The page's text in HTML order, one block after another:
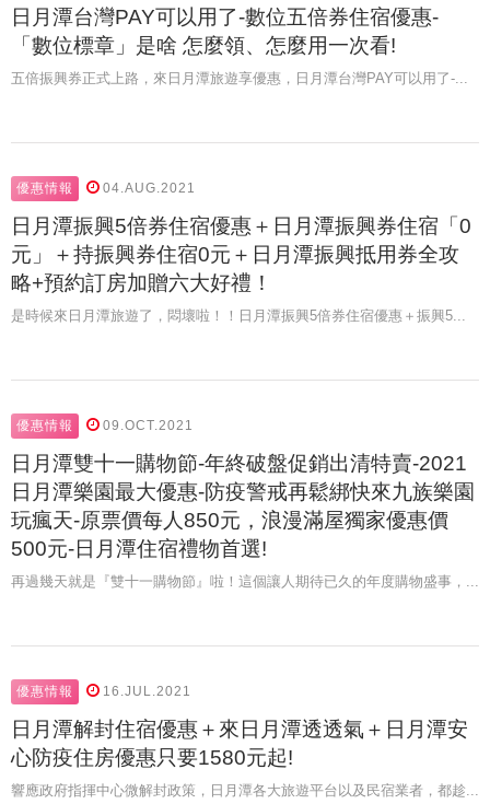
日月潭台灣PAY可以用了-數位五倍券住宿優惠-
「數位標章」是啥 怎麼領、怎麼用一次看!
五倍振興券正式上路，來日月潭旅遊享優惠，日月潭台灣PAY可以用了-...
優惠情報 04.AUG.2021
日月潭振興5倍券住宿優惠＋日月潭振興券住宿「0
元」＋持振興券住宿0元＋日月潭振興抵用券全攻
略+預約訂房加贈六大好禮！
是時候來日月潭旅遊了，悶壞啦！！日月潭振興5倍券住宿優惠＋振興5...
優惠情報 09.OCT.2021
日月潭雙十一購物節-年終破盤促銷出清特賣-2021
日月潭樂園最大優惠-防疫警戒再鬆綁快來九族樂園
玩瘋天-原票價每人850元，浪漫滿屋獨家優惠價
500元-日月潭住宿禮物首選!
再過幾天就是『雙十一購物節』啦！這個讓人期待已久的年度購物盛事，...
優惠情報 16.JUL.2021
日月潭解封住宿優惠＋來日月潭透透氣＋日月潭安
心防疫住房優惠只要1580元起!
響應政府指揮中心微解封政策，日月潭各大旅遊平台以及民宿業者，都趁...